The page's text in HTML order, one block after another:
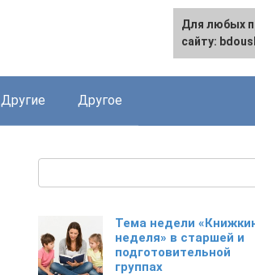
Другие Другое
Тема недели
неделя» в старшей и
подготовительной
группах
Для любых
сайту: